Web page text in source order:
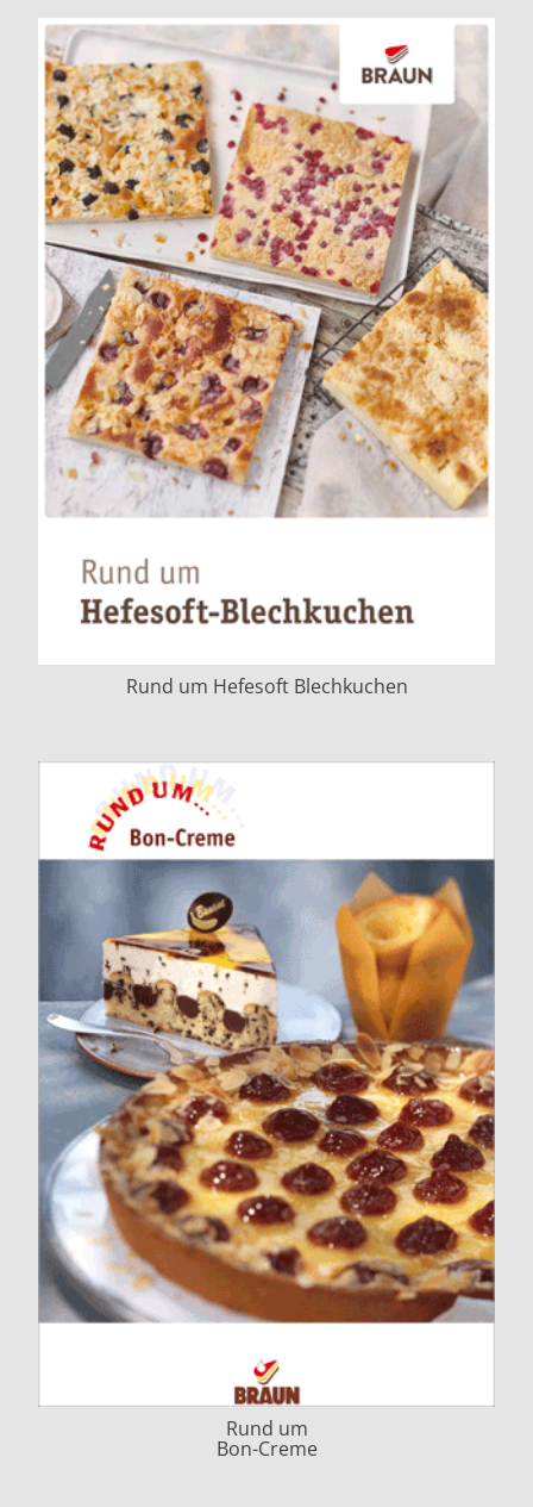
Rund um Hefesoft Blechkuchen
Rund um
Bon-Creme